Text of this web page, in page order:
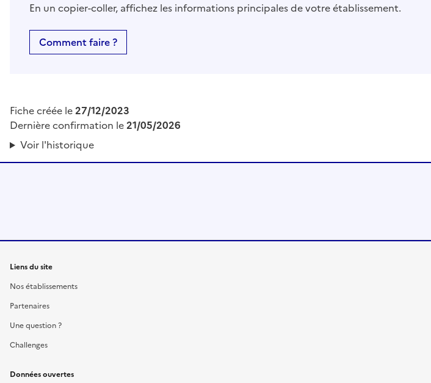
En un copier-coller, affichez les informations principales de votre établissement.
Comment faire ?
Fiche créée le27/12/2023
Dernière confirmation le21/05/2026
Voir l'historique
Liens du site
Nos établissements
Partenaires
Une question ?
Challenges
Données ouvertes